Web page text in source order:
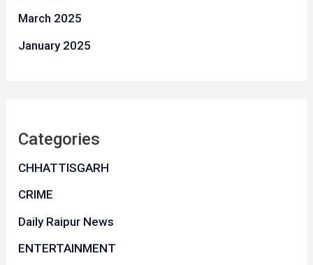
March 2025
January 2025
Categories
CHHATTISGARH
CRIME
Daily Raipur News
ENTERTAINMENT